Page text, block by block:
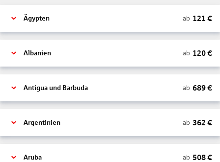
Ägypten ab 121 €
Albanien ab 120€
Antigua und Barbuda ab 689€
Argentinien ab 362 €
Aruba ab 508€